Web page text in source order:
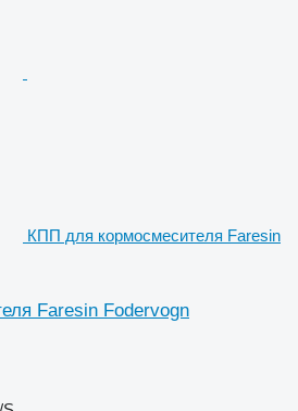
КПП для кормосмесителя Faresin
Faresin Fodervogn